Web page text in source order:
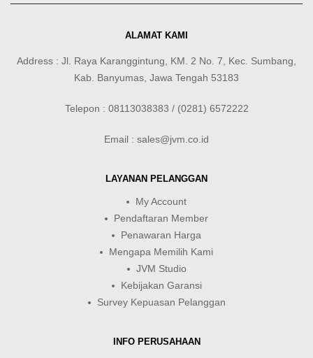
ALAMAT KAMI
Address : Jl. Raya Karanggintung, KM. 2 No. 7, Kec. Sumbang,
Kab. Banyumas, Jawa Tengah 53183
Telepon : 08113038383 / (0281) 6572222
Email : sales@jvm.co.id
LAYANAN PELANGGAN
My Account
Pendaftaran Member
Penawaran Harga
Mengapa Memilih Kami
JVM Studio
Kebijakan Garansi
Survey Kepuasan Pelanggan
INFO PERUSAHAAN